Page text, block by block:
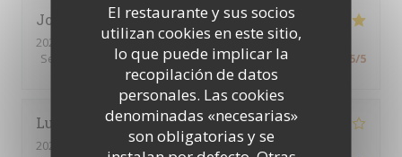
El restaurante y sus socios
utilizan cookies en este sitio,
lo que puede implicar la
recopilación de datos
personales. Las cookies
denominadas «necesarias»
son obligatorias y se
Johann
2026-08-04
- 22:30 - Invitados 2
Servicio
Ambiente :5/5 Menú: 5/5 Calidad / Precio 5/5
Lucie
2026-08-06
- 18:00 - Invitados 2